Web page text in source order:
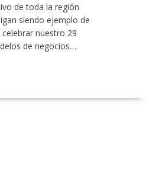
de toda la región
siendo ejemplo de
nuestro 29
de negocios…